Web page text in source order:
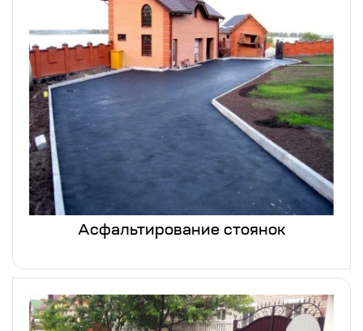
Асфальтирование стоянок